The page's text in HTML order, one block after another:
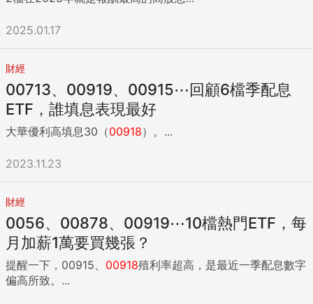
2025.01.17
財經
00713、00919、00915⋯回顧6檔季配息
ETF，誰填息表現最好
大華優利高填息30（00918）。...
2023.11.23
財經
0056、00878、00919⋯10檔熱門ETF，每
月加薪1萬要買幾張？
提醒一下，00915、 00918殖利率超高，是最近一季配息數字
偏高所致。...